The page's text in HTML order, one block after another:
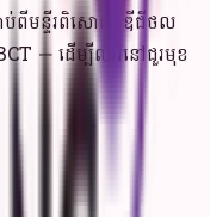
ាប់ពីមន្ទីរពិសោធន៍ឌីជីថល
— ដើម្បីឈរនៅជួរមុខ